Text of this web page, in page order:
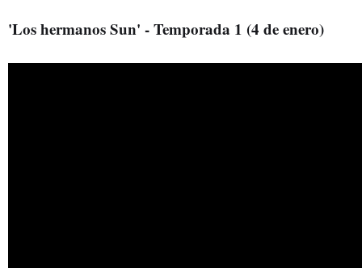
'Los hermanos Sun' - Temporada 1 (4 de enero)